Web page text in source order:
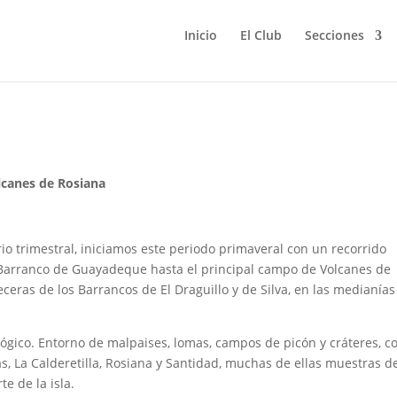
Inicio El Club Secciones
de Rosiana
trimestral, iniciamos este periodo primaveral con un recorrido
de Guayadeque hasta el principal campo de Volcanes de
de los Barrancos de El Draguillo y de Silva, en las
Entorno de malpaises, lomas, campos de picón y cráteres,
La Calderetilla, Rosiana y Santidad, muchas de ellas muestras
de la isla.